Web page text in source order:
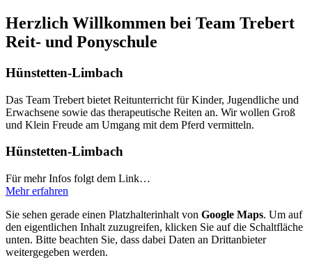
Herzlich Willkommen bei Team Trebert
Reit- und Ponyschule
Hünstetten-Limbach
Das Team Trebert bietet Reitunterricht für Kinder, Jugendliche und
Erwachsene sowie das therapeutische Reiten an. Wir wollen Groß
und Klein Freude am Umgang mit dem Pferd vermitteln.
Hünstetten-Limbach
Für mehr Infos folgt dem Link…
Mehr erfahren
Sie sehen gerade einen Platzhalterinhalt von Google Maps. Um auf
den eigentlichen Inhalt zuzugreifen, klicken Sie auf die Schaltfläche
unten. Bitte beachten Sie, dass dabei Daten an Drittanbieter
weitergegeben werden.